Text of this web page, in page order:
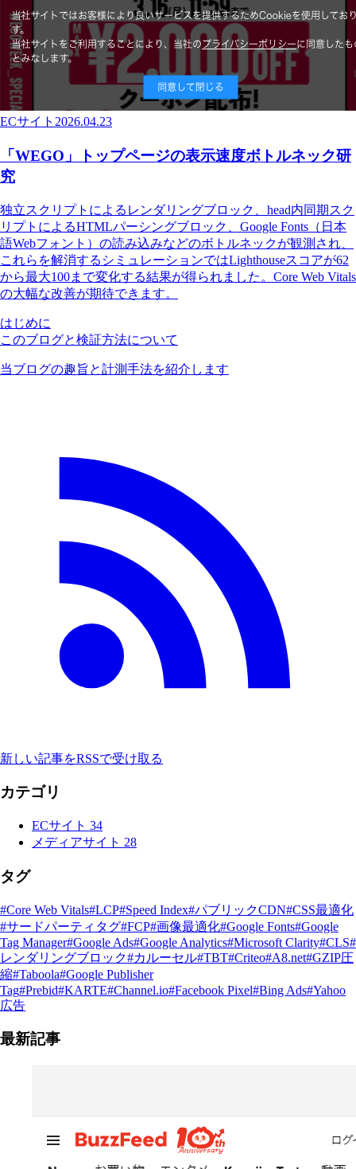
ECサイト 2026.04.23
「WEGO」トップページの表示速度ボトルネック研
究
独立スクリプトによるレンダリングブロック、head内同期スク
リプトによるHTMLパーシングブロック、Google Fonts（日本
語Webフォント）の読み込みなどのボトルネックが観測され、
これらを解消するシミュレーションではLighthouseスコアが62
から最大100まで変化する結果が得られました。Core Web Vitals
の大幅な改善が期待できます。
はじめに
このブログと検証方法について
当ブログの趣旨と計測手法を紹介します
新しい記事をRSSで受け取る
カテゴリ
ECサイト 34
メディアサイト 28
タグ
#Core Web Vitals#LCP#Speed Index#パブリックCDN#CSS最適化
#サードパーティタグ#FCP#画像最適化#Google Fonts#Google
Tag Manager#Google Ads#Google Analytics#Microsoft Clarity#CLS#
レンダリングブロック#カルーセル#TBT#Criteo#A8.net#GZIP圧
縮#Taboola#Google Publisher
Tag#Prebid#KARTE#Channel.io#Facebook Pixel#Bing Ads#Yahoo
広告
最新記事